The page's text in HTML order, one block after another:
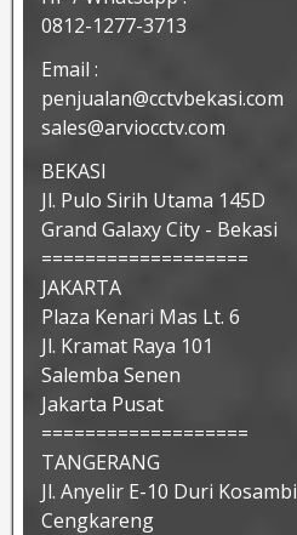
0812-1277-3713
Email :
penjualan@cctvbekasi.com
sales@arviocctv.com
BEKASI
Jl. Pulo Sirih Utama 145D
Grand Galaxy City - Bekasi
===================
JAKARTA
Plaza Kenari Mas Lt. 6
Jl. Kramat Raya 101
Salemba Senen
Jakarta Pusat
===================
TANGERANG
Jl. Anyelir E-10 Duri Kosambi
Cengkareng